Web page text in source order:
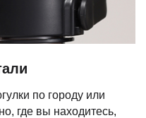
по городу или
где вы находитесь,